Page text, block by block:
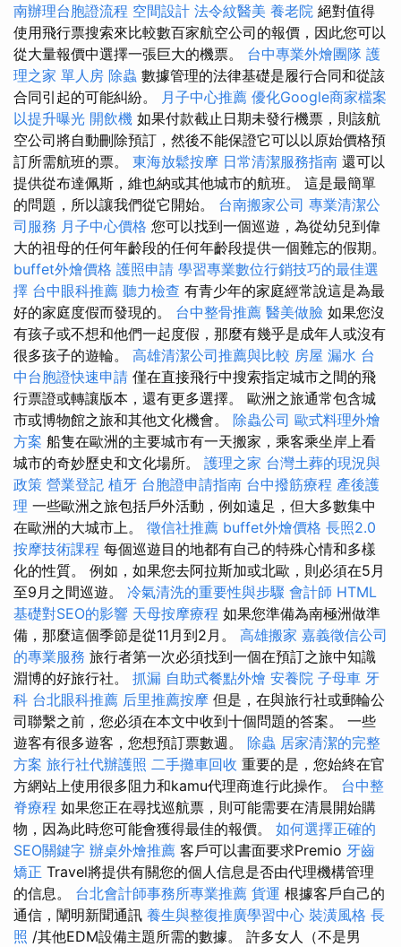
南辦理台胞證流程 空間設計 法令紋醫美 養老院 絕對值得
使用飛行票搜索來比較數百家航空公司的報價，因此您可以
從大量報價中選擇一張巨大的機票。 台中專業外燴團隊 護
理之家 單人房 除蟲 數據管理的法律基礎是履行合同和從該
合同引起的可能糾紛。
月子中心推薦 優化Google商家檔案
以提升曝光 開飲機 如果付款截止日期未發行機票，則該航
空公司將自動刪除預訂，然後不能保證它可以以原始價格預
訂所需航班的票。 東海放鬆按摩 日常清潔服務指南 還可以
提供從布達佩斯，維也納或其他城市的航班。 這是最簡單
的問題，所以讓我們從它開始。 台南搬家公司 專業清潔公
司服務 月子中心價格 您可以找到一個巡遊，為從幼兒到偉
大的祖母的任何年齡段的任何年齡段提供一個難忘的假期。
buffet外燴價格 護照申請 學習專業數位行銷技巧的最佳選
擇 台中眼科推薦 聽力檢查 有青少年的家庭經常說這是為最
好的家庭度假而發現的。 台中整骨推薦 醫美做臉 如果您沒
有孩子或不想和他們一起度假，那麼有幾乎是成年人或沒有
很多孩子的遊輪。 高雄清潔公司推薦與比較 房屋 漏水 台
中台胞證快速申請 僅在直接飛行中搜索指定城市之間的飛
行票證或轉讓版本，還有更多選擇。 歐洲之旅通常包含城
市或博物館之旅和其他文化機會。 除蟲公司 歐式料理外燴
方案 船隻在歐洲的主要城市有一天搬家，乘客乘坐岸上看
城市的奇妙歷史和文化場所。 護理之家 台灣土葬的現況與
政策 營業登記 植牙 台胞證申請指南 台中撥筋療程 產後護
理 一些歐洲之旅包括戶外活動，例如遠足，但大多數集中
在歐洲的大城市上。 徵信社推薦 buffet外燴價格 長照2.0
按摩技術課程 每個巡遊目的地都有自己的特殊心情和多樣
化的性質。 例如，如果您去阿拉斯加或北歐，則必須在5月
至9月之間巡遊。 冷氣清洗的重要性與步驟 會計師 HTML
基礎對SEO的影響 天母按摩療程 如果您準備為南極洲做準
備，那麼這個季節是從11月到2月。 高雄搬家 嘉義徵信公司
的專業服務 旅行者第一次必須找到一個在預訂之旅中知識
淵博的好旅行社。 抓漏 自助式餐點外燴 安養院 子母車 牙
科 台北眼科推薦 后里推薦按摩 但是，在與旅行社或郵輪公
司聯繫之前，您必須在本文中收到十個問題的答案。 一些
遊客有很多遊客，您想預訂票數週。 除蟲 居家清潔的完整
方案 旅行社代辦護照 二手攤車回收 重要的是，您始終在官
方網站上使用很多阻力和kamu代理商進行此操作。 台中整
脊療程 如果您正在尋找巡航票，則可能需要在清晨開始購
物，因為此時您可能會獲得最佳的報價。 如何選擇正確的
SEO關鍵字 辦桌外燴推薦 客戶可以書面要求Premio 牙齒
矯正 Travel將提供有關您的個人信息是否由代理機構管理
的信息。 台北會計師事務所專業推薦 貨運 根據客戶自己的
通信，闡明新聞通訊 養生與整復推廣學習中心 裝潢風格 長
照 /其他EDM設備主題所需的數據。 許多女人（不是男